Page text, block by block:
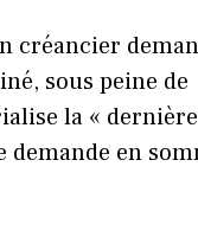
créancier
sous peine de
la «
demande en